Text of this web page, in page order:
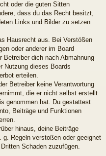
oder die guten Sitten
dass du das Recht besitzt,
Links und Bilder zu setzen
Hausrecht aus. Bei Verstößen
oder anderer im Board
Betreiber dich nach Abmahnung
Nutzung dieses Boards
erteilen.
Betreiber keine Verantwortung
die er nicht selbst erstellt
genommen hat. Du gestattest
Beiträge und Funktionen
hinaus, deine Beiträge
g. Regeln verstoßen oder geeignet
Schaden zuzufügen.